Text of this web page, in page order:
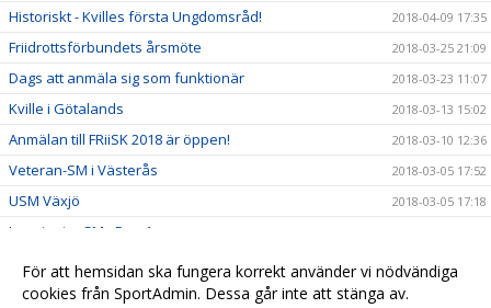
Historiskt - Kvilles första Ungdomsråd! 2018-04-09 17:35
Friidrottsförbundets årsmöte 2018-03-25 21:09
Dags att anmäla sig som funktionär 2018-03-23 11:07
Kville i Götalands 2018-03-13 15:02
Anmälan till FRiiSK 2018 är öppen! 2018-03-10 12:36
Veteran-SM i Västerås 2018-03-05 17:52
USM Växjö 2018-03-05 17:18
Inne junior SM - Dag 1
Kallelse till Årsmöte 2018-02-13 21:00
Stafett-SM 2017-07-02 18:38
För att hemsidan ska fungera korrekt använder vi nödvändiga
cookies från SportAdmin. Dessa går inte att stänga av.